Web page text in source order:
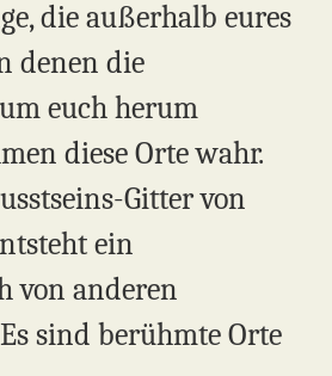
die außerhalb eures
denen die
euch herum
diese Orte wahr.
Gitter von
ein
von anderen
sind berühmte Orte